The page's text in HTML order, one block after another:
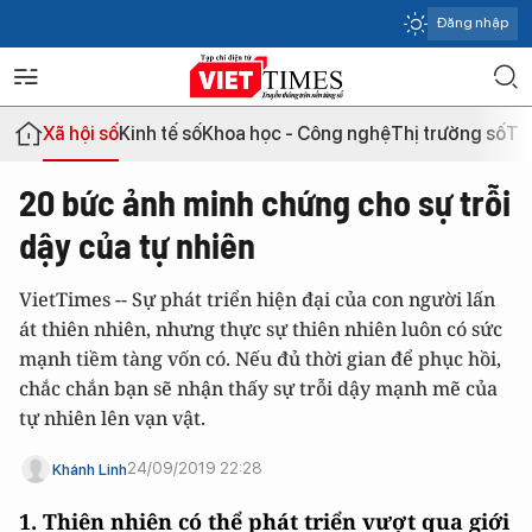
Đăng nhập
Xã hội sốKinh tế sốKhoa học - Công nghệThị trường số
20 bức ảnh minh chứng cho sự trỗi
dậy của tự nhiên
VietTimes -- Sự phát triển hiện đại của con người lấn
át thiên nhiên, nhưng thực sự thiên nhiên luôn có sức
mạnh tiềm tàng vốn có. Nếu đủ thời gian để phục hồi,
chắc chắn bạn sẽ nhận thấy sự trỗi dậy mạnh mẽ của
tự nhiên lên vạn vật.
Khánh Linh24/09/2019 22:28
1. Thiên nhiên có thể phát triển vượt qua giới